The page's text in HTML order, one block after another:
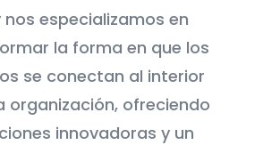
nos especializamos en
la forma en que los
se conectan al interior
organización, ofreciendo
innovadoras y un